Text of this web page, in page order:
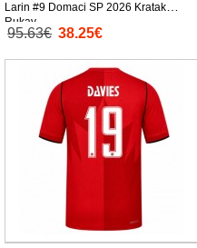
Larin #9 Domaci SP 2026 Kratak
Rukav
95.63€ 38.25€